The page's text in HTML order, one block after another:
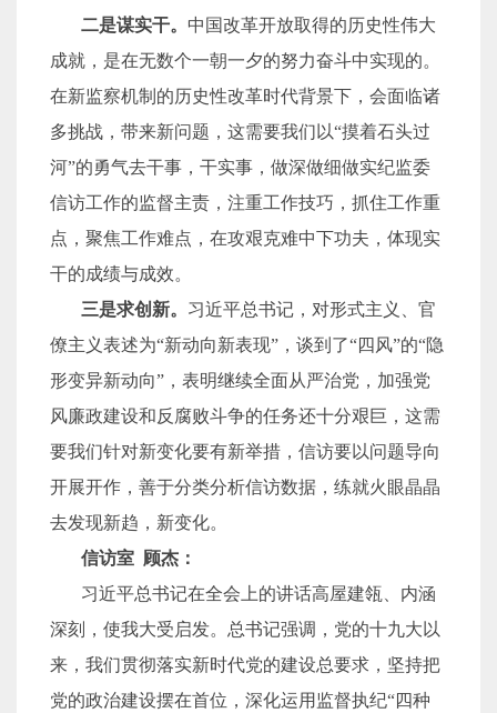
二是谋实干。 中国改革开放取得的历史性伟大
成就，是在无数个一朝一夕的努力奋斗中实现的。
在新监察机制的历史性改革时代背景下，会面临诸
多挑战，带来新问题，这需要我们以“摸着石头过
河”的勇气去干事，干实事，做深做细做实纪监委
信访工作的监督主责，注重工作技巧，抓住工作重
点，聚焦工作难点，在攻艰克难中下功夫，体现实
干的成绩与成效。
三是求创新。 习近平总书记，对形式主义、官
僚主义表述为“新动向新表现”，谈到了“四风”的“隐
形变异新动向”，表明继续全面从严治党，加强党
风廉政建设和反腐败斗争的任务还十分艰巨，这需
要我们针对新变化要有新举措，信访要以问题导向
开展开作，善于分类分析信访数据，练就火眼晶晶
去发现新趋，新变化。
信访室 顾杰：
习近平总书记在全会上的讲话高屋建瓴、内涵
深刻，使我大受启发。总书记强调， 党的十九大以
来，我们贯彻落实新时代党的建设总要求，坚持把
党的政治建设摆在首位，深化运用监督执纪“四种